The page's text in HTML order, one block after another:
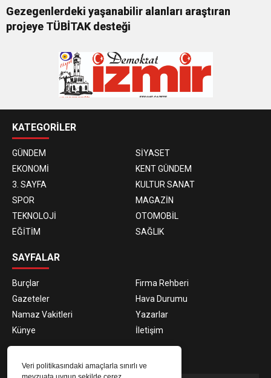
Veri politikasındaki amaçlarla sınırlı ve
Gezegenlerdeki yaşanabilir alanları araştıran
projeye TÜBİTAK desteği
KATEGORİLER
GÜNDEM
SİYASET
EKONOMİ
KENT GÜNDEM
3. SAYFA
KULTUR SANAT
SPOR
MAGAZİN
TEKNOLOJİ
OTOMOBİL
EĞİTİM
SAĞLIK
SAYFALAR
Burçlar
Firma Rehberi
Gazeteler
Hava Durumu
Namaz Vakitleri
Yazarlar
Künye
İletişim